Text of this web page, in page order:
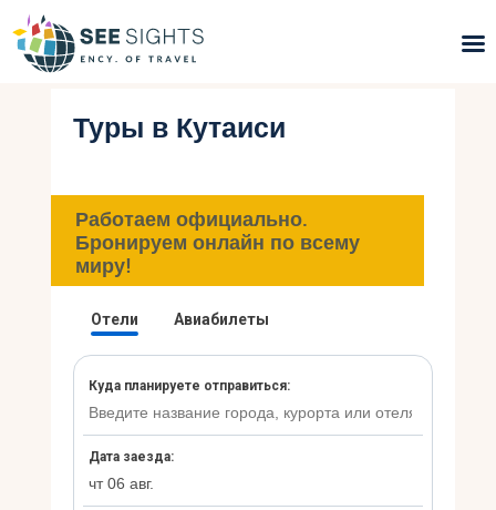
Поиск туров
Типы Туров
Страны
Инфо
Контакты
Туры в Кутаиси
Работаем официально.
Бронируем онлайн по всему
миру!